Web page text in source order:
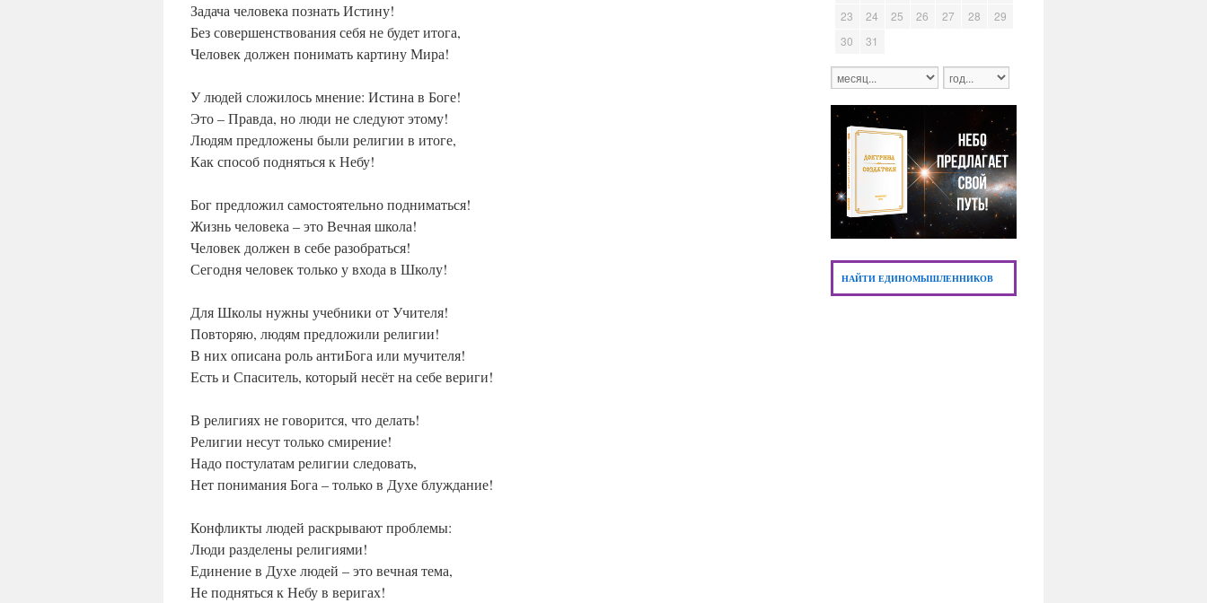
23
24 25 26 27 28
29
30
31
НАЙТИ ЕДИНОМЫШЛЕННИКОВ
Задача человека познать Истину!
Без совершенствования себя не будет итога,
Человек должен понимать картину Мира!
У людей сложилось мнение: Истина в Боге!
Это – Правда, но люди не следуют этому!
Людям предложены были религии в итоге,
Как способ подняться к Небу!
Бог предложил самостоятельно подниматься!
Жизнь человека – это Вечная школа!
Человек должен в себе разобраться!
Сегодня человек только у входа в Школу!
Для Школы нужны учебники от Учителя!
Повторяю, людям предложили религии!
В них описана роль антиБога или мучителя!
Есть и Спаситель, который несёт на себе вериги!
В религиях не говорится, что делать!
Религии несут только смирение!
Надо постулатам религии следовать,
Нет понимания Бога – только в Духе блуждание!
Конфликты людей раскрывают проблемы:
Люди разделены религиями!
Единение в Духе людей – это вечная тема,
Не подняться к Небу в веригах!